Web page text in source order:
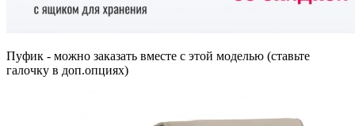
Пуфик - можно заказать вместе с этой моделью (ставьте
галочку в доп.опциях)